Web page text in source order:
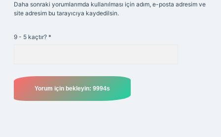
Daha sonraki yorumlarımda kullanılması için adım, e-posta adresim ve
site adresim bu tarayıcıya kaydedilsin.
9 - 5 kaçtır? *